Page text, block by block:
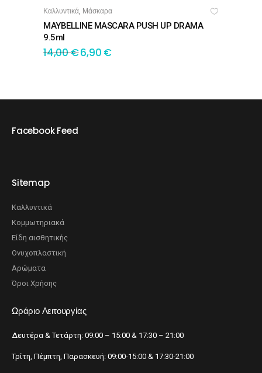
ΔΙΑΒΆΣΤΕ ΠΕΡΙΣΣΌΤΕΡΑ
Καλλυντικά, Μάσκαρα
MAYBELLINE MASCARA PUSH UP DRAMA
9.5ml
14,00€6,90 €
Facebook Feed
Sitemap
Καλλυντικά
Κομμωτηριακά
Είδη αισθητικής
Ονυχοπλαστική
Αρώματα
Όροι Χρήσης
Ωράριο Λειτουργίας
Δευτέρα & Τετάρτη: 09:00 – 15:00 & 17:30 – 21:00
Τρίτη, Πέμπτη, Παρασκευή: 09:00-15:00 & 17:30-21:00